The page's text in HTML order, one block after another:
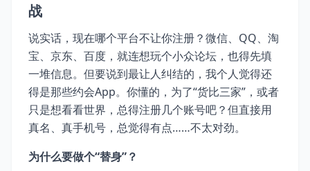
战
说实话，现在哪个平台不让你注册？微信、QQ、淘
宝、京东、百度，就连想玩个小众论坛，也得先填
一堆信息。但要说到最让人纠结的，我个人觉得还
得是那些约会App。你懂的，为了“货比三家”，或者
只是想看看世界，总得注册几个账号吧？但直接用
真名、真手机号，总觉得有点……不太对劲。
为什么要做个“替身”？